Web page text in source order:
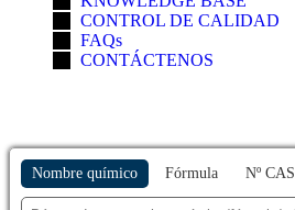
CONTROL DE CALIDAD
FAQs
CONTÁCTENOS
Nombre químico Fórmula Nº CAS.